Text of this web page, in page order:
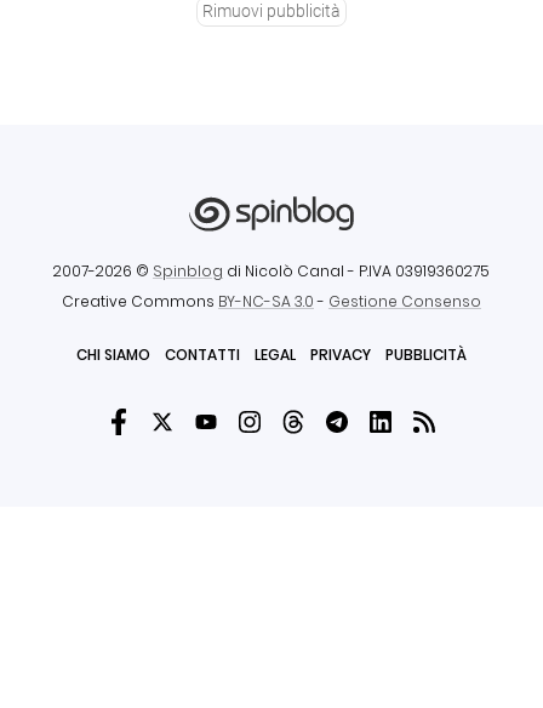
Rimuovi pubblicità
2007-2026 © Spinblog di Nicolò Canal - P.IVA 03919360275
Creative Commons BY-NC-SA 3.0- Gestione Consenso
CHI SIAMO CONTATTI LEGAL PRIVACY PUBBLICITÀ